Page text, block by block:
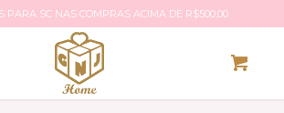
PARA SC NAS COMPRAS ACIMA DE R$500,00